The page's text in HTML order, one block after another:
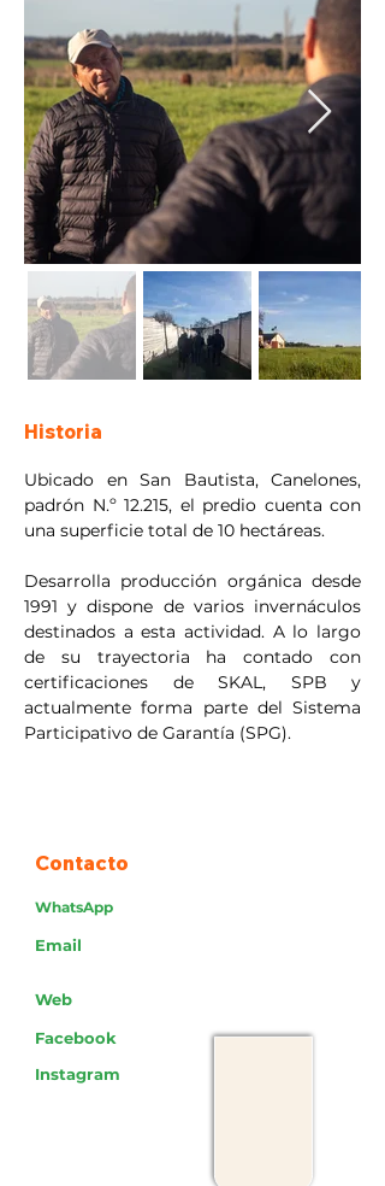
Historia
Ubicado en San Bautista, Canelones,
padrón N.º 12.215, el predio cuenta con
una superficie total de 10 hectáreas.
Desarrolla producción orgánica desde
1991 y dispone de varios invernáculos
destinados a esta actividad. A lo largo
de su trayectoria ha contado con
certificaciones de SKAL, SPB y
actualmente forma parte del Sistema
Participativo de Garantía (SPG).
Contacto
WhatsApp
Email
Web
Facebook
Instagram